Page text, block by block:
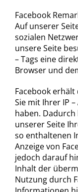
Facebook
Auf unserer
sozialen
unsere Seite
– Tags eine
Browser und
Facebook
Sie mit Ihrer IP
haben. Dadurch
unserer Seite
so enthaltenen
Anzeige von
jedoch darauf
Inhalt der
Nutzung durch